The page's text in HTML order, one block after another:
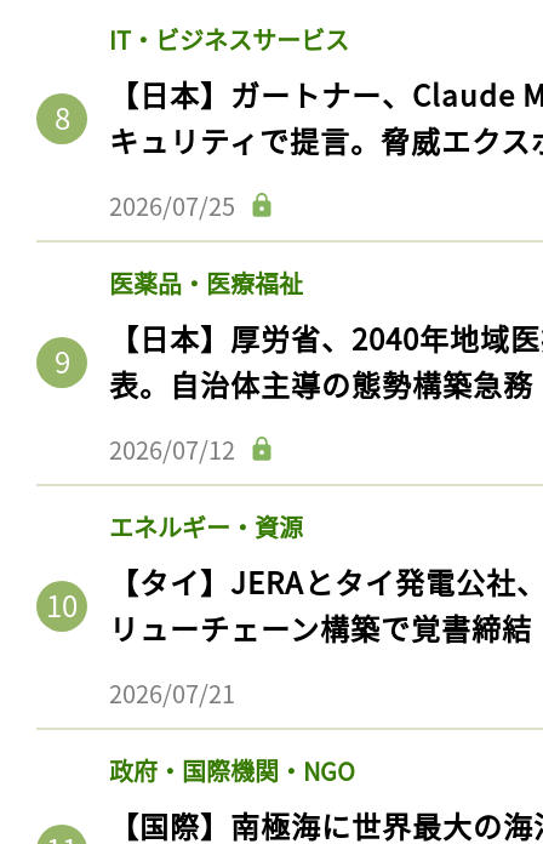
IT・ビジネスサービス
【日本】ガートナー、Claude
キュリティで提言。脅威エク
2026/07/25
医薬品・医療福祉
【日本】厚労省、2040年地域
表。自治体主導の態勢構築急務
2026/07/12
エネルギー・資源
【タイ】JERAとタイ発電公社
リューチェーン構築で覚書締結
2026/07/21
政府・国際機関・NGO
【国際】南極海に世界最大の